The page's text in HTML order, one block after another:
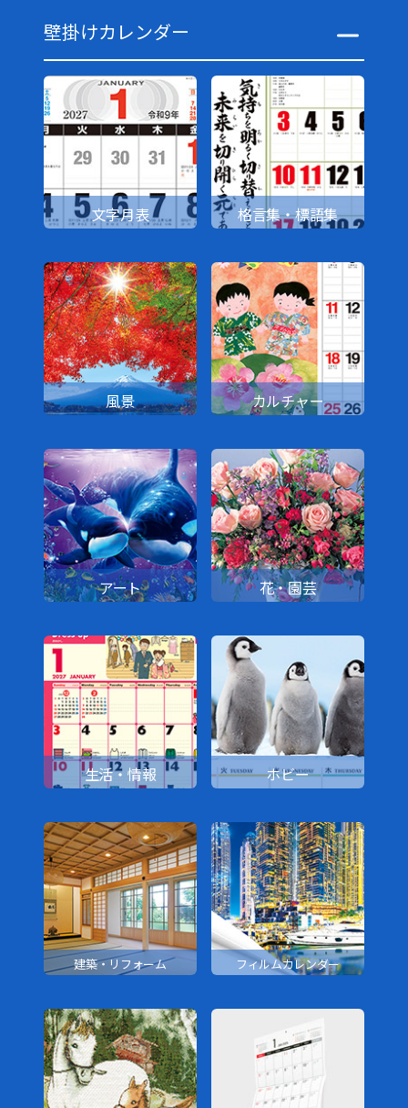
壁掛けカレンダー
文字月表 格言集・標語集
風景 カルチャー
アート 花・園芸
生活・情報 ホビー
建築・リフォーム フィルムカレンダー